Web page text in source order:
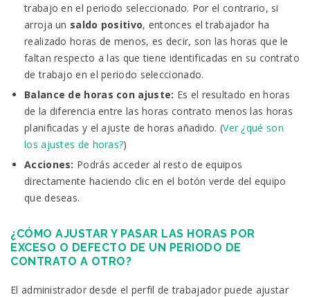
trabajo en el periodo seleccionado. Por el contrario, si
arroja un saldo positivo, entonces el trabajador ha
realizado horas de menos, es decir, son las horas que le
faltan respecto a las que tiene identificadas en su contrato
de trabajo en el periodo seleccionado.
Balance de horas con ajuste: Es el resultado en horas
de la diferencia entre las horas contrato menos las horas
planificadas y el ajuste de horas añadido. (Ver ¿qué son
los ajustes de horas?)
Acciones: Podrás acceder al resto de equipos
directamente haciendo clic en el botón verde del equipo
que deseas.
¿CÓMO AJUSTAR Y PASAR LAS HORAS POR
EXCESO O DEFECTO DE UN PERIODO DE
CONTRATO A OTRO?
El administrador desde el perfil de trabajador puede ajustar